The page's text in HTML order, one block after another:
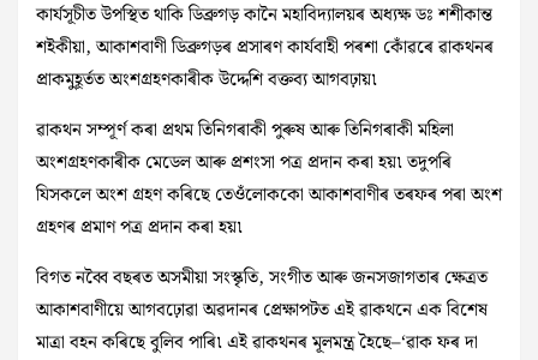
কাৰ্যসূচীত উপস্থিত থাকি ডিব্ৰুগড় কানৈ মহাবিদ্যালয়ৰ অধ্যক্ষ ডঃ শশীকান্ত
শইকীয়া, আকাশবাণী ডিব্ৰুগড়ৰ প্ৰসাৰণ কাৰ্যবাহী পৰশা কোঁৱৰে ৱাকথনৰ
প্ৰাকমুহূৰ্তত অংশগ্ৰহণকাৰীক উদ্দেশি বক্তব্য আগবঢ়ায়৷
ৱাকথন সম্পূৰ্ণ কৰা প্ৰথম তিনিগৰাকী পুৰুষ আৰু তিনিগৰাকী মহিলা
অংশগ্ৰহণকাৰীক মেডেল আৰু প্ৰশংসা পত্ৰ প্ৰদান কৰা হয়৷ তদুপৰি
যিসকলে অংশ গ্ৰহণ কৰিছে তেওঁলোককো আকাশবাণীৰ তৰফৰ পৰা অংশ
গ্ৰহণৰ প্ৰমাণ পত্ৰ প্ৰদান কৰা হয়৷
বিগত নব্বৈ বছৰত অসমীয়া সংস্কৃতি, সংগীত আৰু জনসজাগতাৰ ক্ষেত্ৰত
আকাশবাণীয়ে আগবঢ়োৱা অৱদানৰ প্ৰেক্ষাপটত এই ৱাকথনে এক বিশেষ
মাত্ৰা বহন কৰিছে বুলিব পাৰি৷ এই ৱাকথনৰ মূলমন্ত্ৰ হৈছে–‘ৱাক ফৰ দা